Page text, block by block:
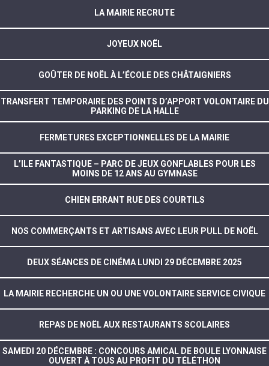
LA MAIRIE RECRUTE
JOYEUX NOËL
GOÛTER DE NOËL À L’ÉCOLE DES CHÂTAIGNIERS
TRANSFERT TEMPORAIRE DES POINTS D’APPORT VOLONTAIRE DU
PARKING DE LA HALLE
FERMETURES EXCEPTIONNELLES DE LA MAIRIE
L’ILE FANTASTIQUE – PARC DE JEUX GONFLABLES POUR LES
MOINS DE 12 ANS AU GYMNASE
CHIEN ERRANT RUE DES COURTILS
NOS COMMERÇANTS ET ARTISANS AVEC LEUR PULL DE NOËL
DEUX SÉANCES DE CINÉMA LUNDI 29 DÉCEMBRE 2025
LA MAIRIE RECHERCHE UN OU UNE VOLONTAIRE SERVICE CIVIQUE
REPAS DE NOËL AUX RESTAURANTS SCOLAIRES
SAMEDI 20 DÉCEMBRE : CONCOURS AMICAL DE BOULE LYONNAISE
OUVERT À TOUS AU PROFIT DU TÉLÉTHON